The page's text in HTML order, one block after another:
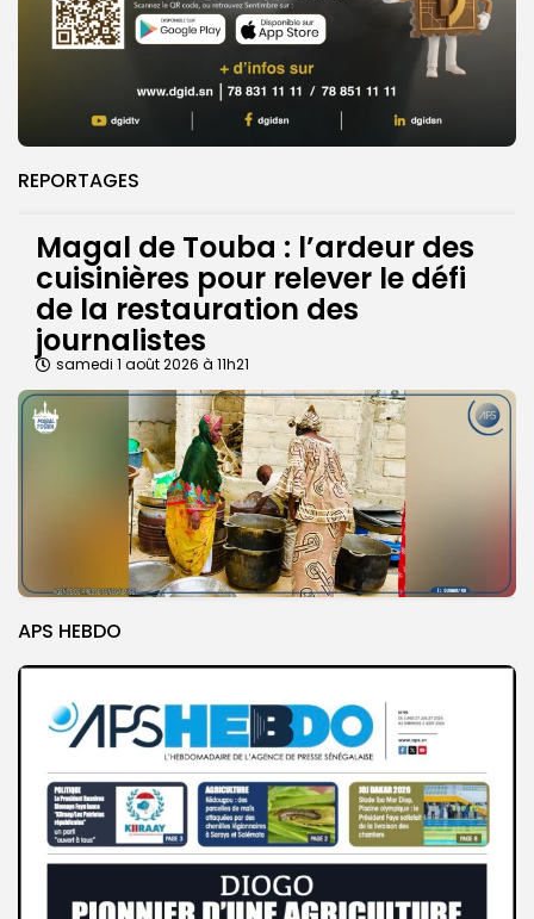
REPORTAGES
Magal de Touba : l’ardeur des
cuisinières pour relever le défi
de la restauration des
journalistes
samedi 1 août 2026 à 11h21
APS HEBDO